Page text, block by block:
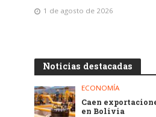
1 de agosto de 2026
Noticias destacadas
ECONOMÍA
Caen
en Bolivia